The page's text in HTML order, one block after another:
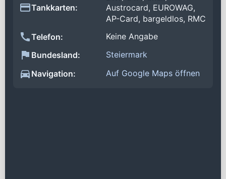
Tankkarten:
Austrocard, EUROWAG,
AP-Card, bargeldlos, RMC
Telefon:
Keine Angabe
Bundesland:
Steiermark
Navigation:
Auf Google Maps öffnen